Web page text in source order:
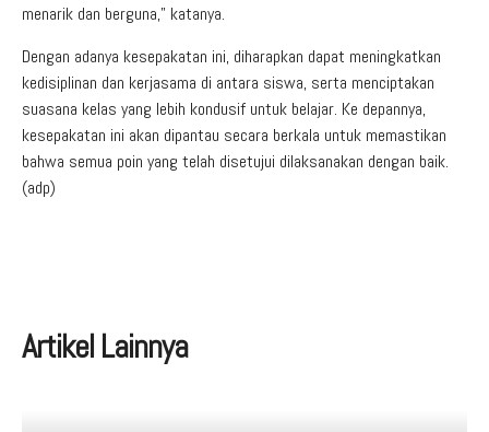
menarik dan berguna,” katanya.
Dengan adanya kesepakatan ini, diharapkan dapat meningkatkan
kedisiplinan dan kerjasama di antara siswa, serta menciptakan
suasana kelas yang lebih kondusif untuk belajar. Ke depannya,
kesepakatan ini akan dipantau secara berkala untuk memastikan
bahwa semua poin yang telah disetujui dilaksanakan dengan baik.
(adp)
Artikel Lainnya